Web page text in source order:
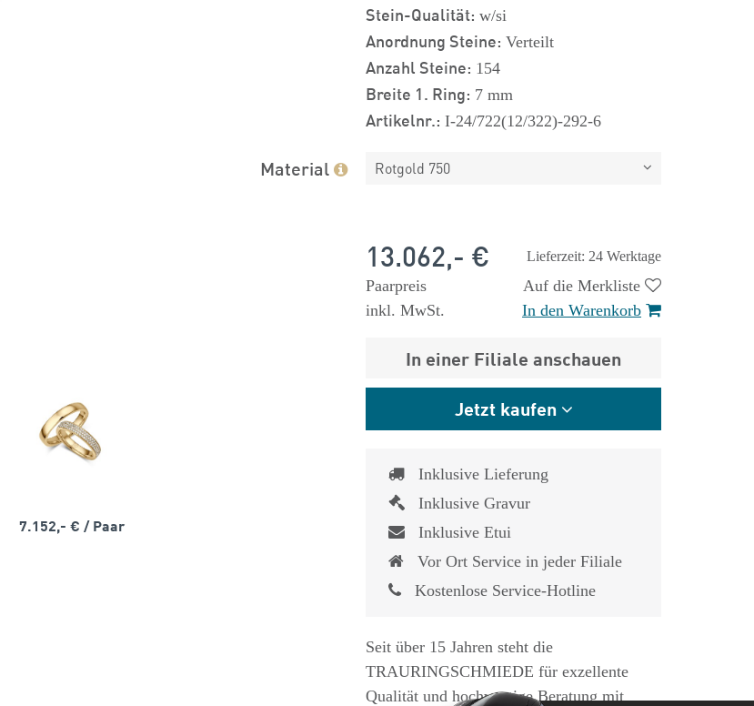
7.152,- € / Paar
Stein-Qualität: w/si
Anordnung Steine: Verteilt
Anzahl Steine: 154
Breite 1. Ring: 7 mm
Artikelnr.: I-24/722(12/322)-292-6
Material Rotgold 750
Lieferzeit: 24 Werktage
13.062,- €
Paarpreis
inkl. MwSt.
Auf die Merkliste
In den Warenkorb
In einer Filiale anschauen
Jetzt kaufen
Inklusive Lieferung
Inklusive Gravur
Inklusive Etui
Vor Ort Service in jeder Filiale
Kostenlose Service-Hotline
Seit über 15 Jahren steht die
TRAURINGSCHMIEDE für exzellente
Qualität und hochwertige Beratung mit